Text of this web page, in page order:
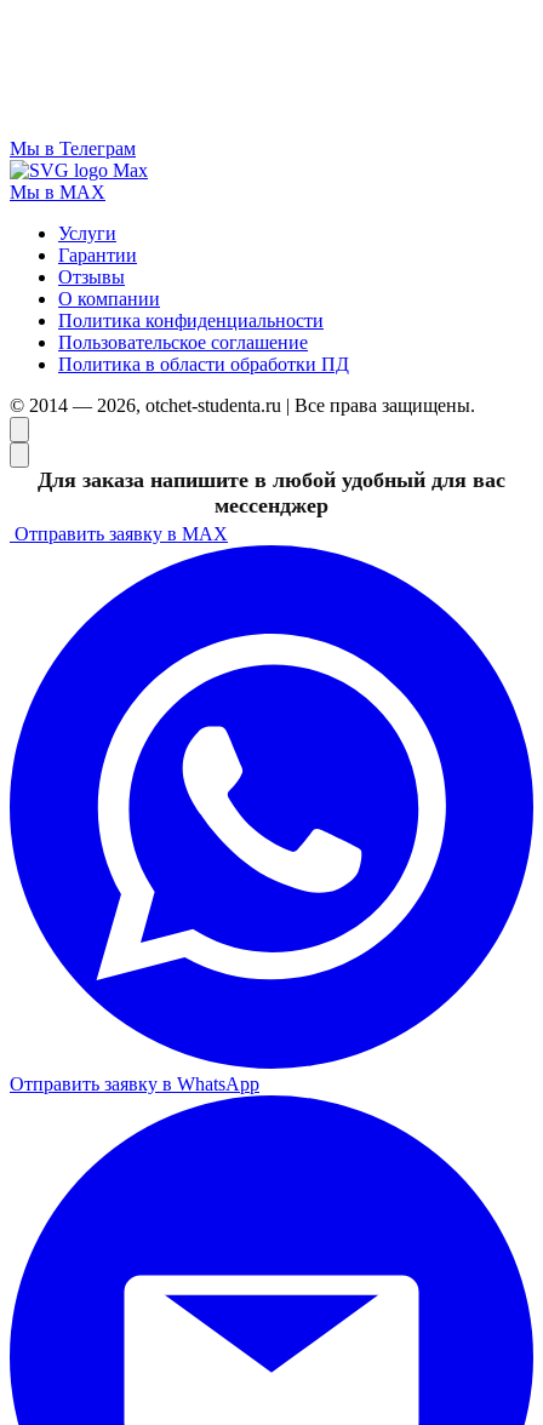
Мы в Телеграм
Мы в MAX
Услуги
Гарантии
Отзывы
О компании
Политика конфиденциальности
Пользовательское соглашение
Политика в области обработки ПД
© 2014 — 2026, otchet-studenta.ru | Все права защищены.
Для заказа напишите в любой удобный для вас
мессенджер
Отправить заявку в MAX
Отправить заявку в WhatsApp